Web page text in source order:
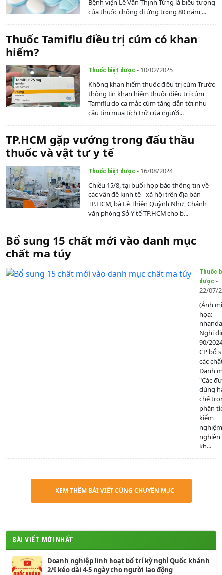
Bệnh viện Lê Văn Thịnh Từng là biểu tượng
của thuốc chống dị ứng trong 80 năm,...
Thuốc Tamiflu điều trị cúm có khan
hiếm?
Thuốc biệt dược - 10/02/2025
Không khan hiếm thuốc điều trị cúm Trước
thông tin khan hiếm thuốc điều trị cúm
Tamiflu do ca mắc cúm tăng dẫn tới nhu
cầu tìm mua tích trữ của người...
TP.HCM gặp vướng trong đấu thầu
thuốc và vật tư y tế
Thuốc biệt dược - 16/08/2024
Chiều 15/8, tại buổi họp báo thông tin về
các vấn đề kinh tế - xã hội trên địa bàn
TP.HCM, bà Lê Thiện Quỳnh Như, Chánh
văn phòng Sở Y tế TP.HCM cho b...
Bổ sung 15 chất mới vào danh mục
chất ma túy
Thuốc
dược -
22/07/
(Ảnh
họa:
Nghị
90/
CP bổ
các
Danh
"Các
dùng
chế
phân
kiểm
nghiên
kh...
XEM THÊM BÀI VIẾT CÙNG CHUYÊN MỤC
BÀI VIẾT MỚI NHẤT
Doanh nghiệp linh hoạt bố trí kỳ nghỉ Quốc khánh
2/9 kéo dài 4-5 ngày cho người lao động